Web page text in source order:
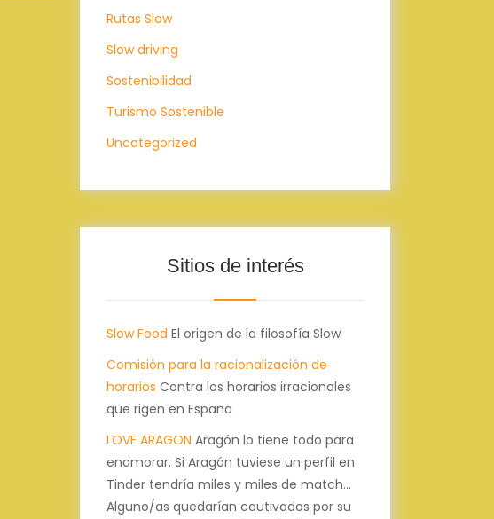
Rutas Slow
Slow driving
Sostenibilidad
Turismo Sostenible
Uncategorized
Sitios de interés
Slow Food El origen de la filosofía Slow
Comisión para la racionalización de
horarios Contra los horarios irracionales
que rigen en España
LOVE ARAGON Aragón lo tiene todo para
enamorar. Si Aragón tuviese un perfil en
Tinder tendría miles y miles de match...
Alguno/as quedarían cautivados por su